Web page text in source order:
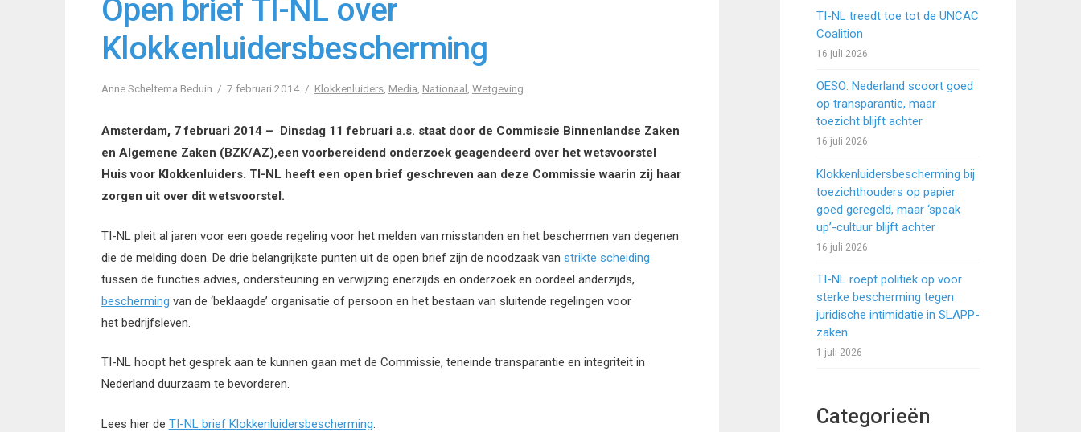
Open brief TI-NL over
Klokkenluidersbescherming
Anne Scheltema Beduin 7 februari 2014 Klokkenluiders, Media Nationaal Wetgeving
Amsterdam, 7 februari 2014 – Dinsdag 11 februari a.s. staat door de Commissie Binnenlandse Zaken
en Algemene Zaken (BZK/AZ),een voorbereidend onderzoek geagendeerd over het wetsvoorstel
Huis voor Klokkenluiders. TI-NL heeft een open brief geschreven aan deze Commissie waarin zij haar
zorgen uit over dit wetsvoorstel.
TI-NL pleit al jaren voor een goede regeling voor het melden van misstanden en het beschermen van degenen
die de melding doen. De drie belangrijkste punten uit de open brief zijn de noodzaak van strikte scheiding
tussen de functies advies, ondersteuning en verwijzing enerzijds en onderzoek en oordeel anderzijds,
bescherming van de ‘beklaagde’ organisatie of persoon en het bestaan van sluitende regelingen voor
het bedrijfsleven.
TI-NL hoopt het gesprek aan te kunnen gaan met de Commissie, teneinde transparantie en integriteit in
Nederland duurzaam te bevorderen.
Lees hier de TI-NL brief Klokkenluidersbescherming
TI-NL treedt toe tot de UNCAC
Coalition
16 juli 2026
OESO: Nederland scoort goed
op transparantie, maar
toezicht blijft achter
16 juli 2026
Klokkenluidersbescherming bij
toezichthouders op papier
goed geregeld, maar ‘speak
up’-cultuur blijft achter
16 juli 2026
TI-NL roept politiek op voor
sterke bescherming tegen
juridische intimidatie in SLAPP-
zaken
1 juli 2026
Categorieën